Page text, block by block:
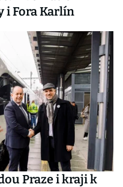
i Fora Karlín
Praze i kraji k